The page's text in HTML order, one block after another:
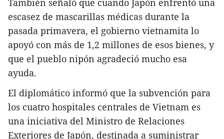
También señaló que cuando Japón enfrentó una
escasez de mascarillas médicas durante la
pasada primavera, el gobierno vietnamita lo
apoyó con más de 1,2 millones de esos bienes, y
que el pueblo nipón agradeció mucho esa
ayuda.
El diplomático informó que la subvención para
los cuatro hospitales centrales de Vietnam es
una iniciativa del Ministro de Relaciones
Exteriores de Japón, destinada a suministrar